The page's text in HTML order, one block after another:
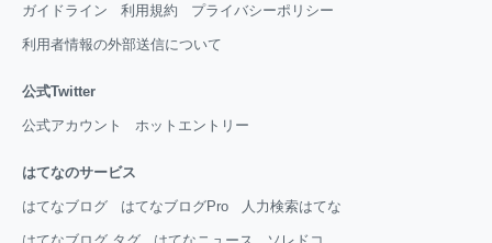
ガイドライン 利用規約 プライバシーポリシー
利用者情報の外部送信について
公式Twitter
公式アカウント ホットエントリー
はてなのサービス
はてなブログ はてなブログPro 人力検索はてな